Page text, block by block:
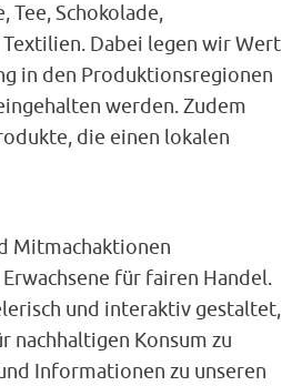
Tee, Schokolade,
Dabei legen wir Wert
in den Produktionsregionen
werden. Zudem
die einen lokalen
Mitmachaktionen
für fairen Handel.
und interaktiv gestaltet,
nachhaltigen Konsum zu
Informationen zu unseren